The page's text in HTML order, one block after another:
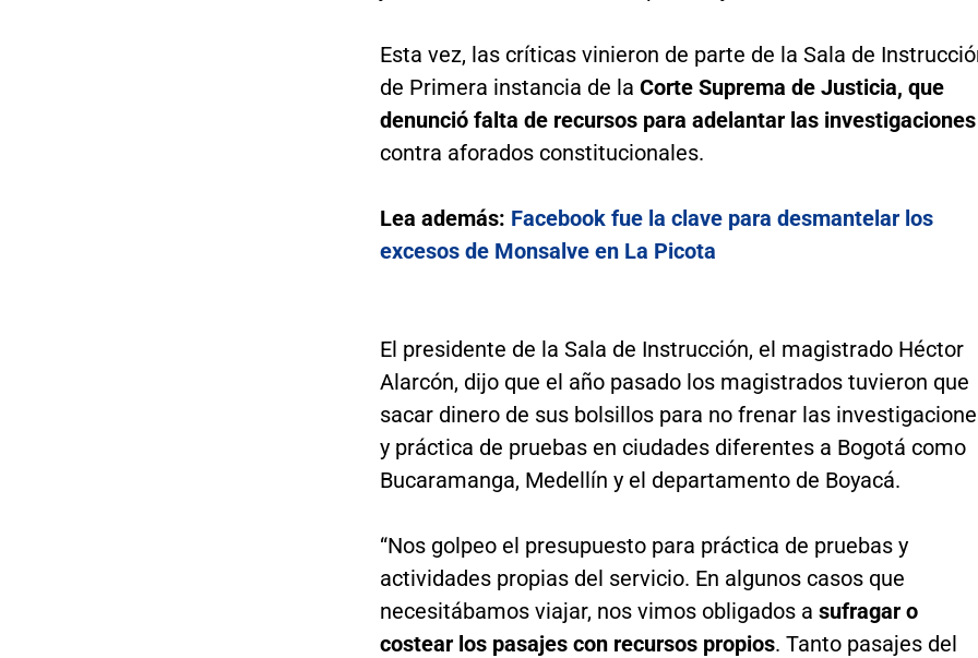
Esta vez, las críticas vinieron de parte de la Sala de
de Primera instancia de la Corte Suprema de Justicia, que
denunció falta de recursos para adelantar las investigaciones
contra aforados constitucionales.
Lea además: Facebook fue la clave para desmantelar los
excesos de Monsalve en La Picota
El presidente de la Sala de Instrucción, el magistrado Héctor
Alarcón, dijo que el año pasado los magistrados tuvieron que
sacar dinero de sus bolsillos para no frenar las
y práctica de pruebas en ciudades diferentes a Bogotá como
Bucaramanga, Medellín y el departamento de Boyacá.
“Nos golpeo el presupuesto para práctica de pruebas y
actividades propias del servicio. En algunos casos que
necesitábamos viajar, nos vimos obligados a sufragar o
costear los pasajes con recursos propios. Tanto pasajes del